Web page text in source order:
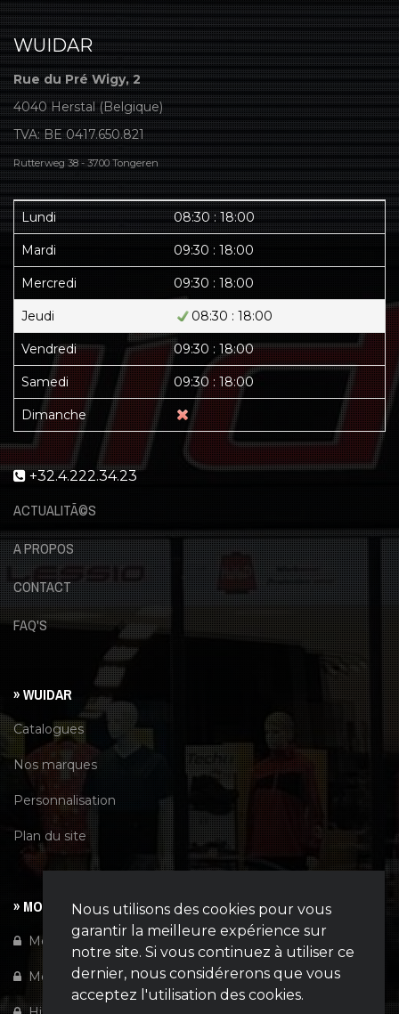
Nous utilisons des cookies pour vous
garantir la meilleure expérience sur
notre site. Si vous continuez à utiliser ce
dernier, nous considérerons que vous
acceptez l'utilisation des cookies.
WUIDAR
Rue du Pré Wigy, 2
4040 Herstal (Belgique)
TVA: BE 0417.650.821
Rutterweg 38 - 3700 Tongeren
Lundi 08:30 : 18:00
Mardi 09:30 : 18:00
Mercredi 09:30 : 18:00
Jeudi 08:30 : 18:00
Vendredi 09:30 : 18:00
Samedi 09:30 : 18:00
Dimanche
+32.4.222.34.23
ACTUALITÃ©S
A PROPOS
CONTACT
FAQ'S
» WUIDAR
Catalogues
Nos marques
Personnalisation
Plan du site
» MON COMPTE
Mon compte
Mes favoris